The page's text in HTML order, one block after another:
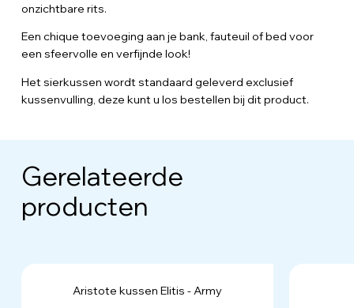
onzichtbare rits.
Een chique toevoeging aan je bank, fauteuil of bed voor
een sfeervolle en verfijnde look!
Het sierkussen wordt standaard geleverd exclusief
kussenvulling, deze kunt u los bestellen bij dit product.
Gerelateerde
producten
Aristote kussen Elitis - Army